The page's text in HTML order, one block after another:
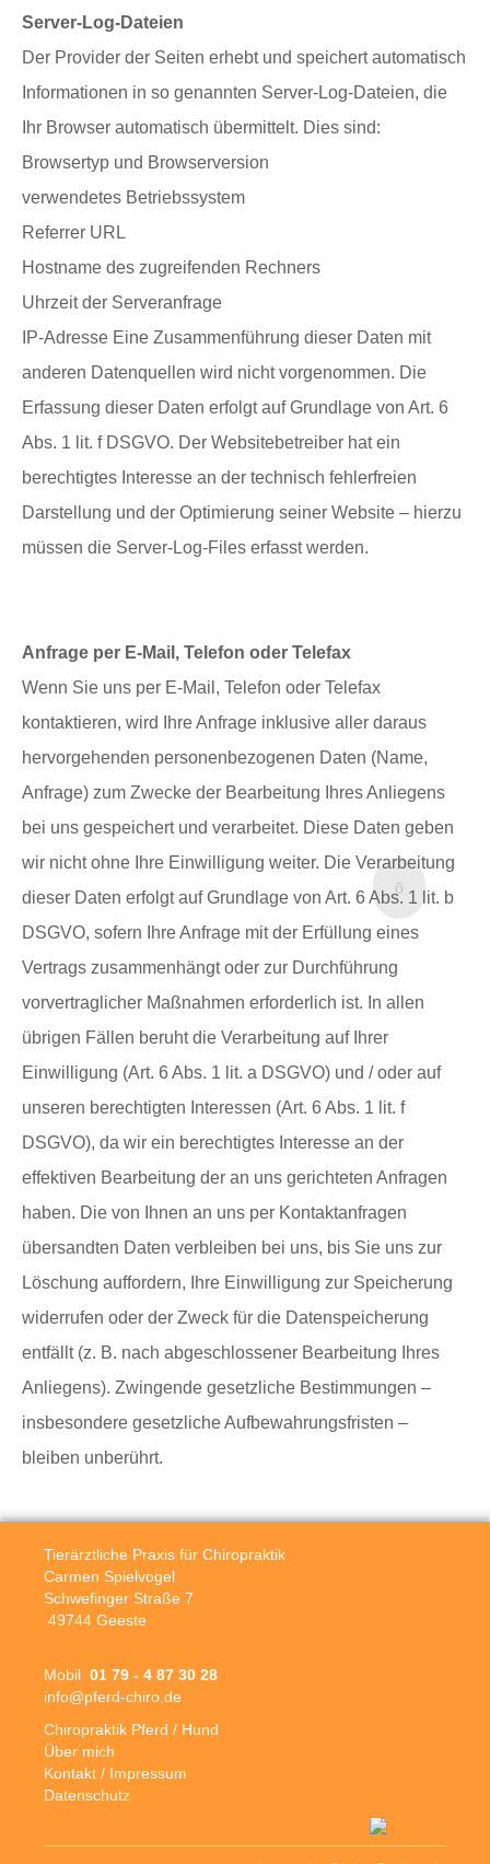
Server-Log-Dateien
Der Provider der Seiten erhebt und speichert automatisch
Informationen in so genannten Server-Log-Dateien, die
Ihr Browser automatisch übermittelt. Dies sind:
Browsertyp und Browserversion
verwendetes Betriebssystem
Referrer URL
Hostname des zugreifenden Rechners
Uhrzeit der Serveranfrage
IP-Adresse Eine Zusammenführung dieser Daten mit
anderen Datenquellen wird nicht vorgenommen. Die
Erfassung dieser Daten erfolgt auf Grundlage von Art. 6
Abs. 1 lit. f DSGVO. Der Websitebetreiber hat ein
berechtigtes Interesse an der technisch fehlerfreien
Darstellung und der Optimierung seiner Website – hierzu
müssen die Server-Log-Files erfasst werden.
Anfrage per E-Mail, Telefon oder Telefax
Wenn Sie uns per E-Mail, Telefon oder Telefax
kontaktieren, wird Ihre Anfrage inklusive aller daraus
hervorgehenden personenbezogenen Daten (Name,
Anfrage) zum Zwecke der Bearbeitung Ihres Anliegens
bei uns gespeichert und verarbeitet. Diese Daten geben
wir nicht ohne Ihre Einwilligung weiter. Die Verarbeitung
dieser Daten erfolgt auf Grundlage von Art. 6 Abs. 1 lit. b
DSGVO, sofern Ihre Anfrage mit der Erfüllung eines
Vertrags zusammenhängt oder zur Durchführung
vorvertraglicher Maßnahmen erforderlich ist. In allen
übrigen Fällen beruht die Verarbeitung auf Ihrer
Einwilligung (Art. 6 Abs. 1 lit. a DSGVO) und / oder auf
unseren berechtigten Interessen (Art. 6 Abs. 1 lit. f
DSGVO), da wir ein berechtigtes Interesse an der
effektiven Bearbeitung der an uns gerichteten Anfragen
haben. Die von Ihnen an uns per Kontaktanfragen
übersandten Daten verbleiben bei uns, bis Sie uns zur
Löschung auffordern, Ihre Einwilligung zur Speicherung
widerrufen oder der Zweck für die Datenspeicherung
entfällt (z. B. nach abgeschlossener Bearbeitung Ihres
Anliegens). Zwingende gesetzliche Bestimmungen –
insbesondere gesetzliche Aufbewahrungsfristen –
bleiben unberührt.
Tierärztliche Praxis für Chiropraktik
Carmen Spielvogel
Schwefinger Straße 7
49744 Geeste
Mobil 01 79 - 4 87 30 28
info@pferd-chiro.de
Chiropraktik Pferd / Hund
Über mich
Kontakt / Impressum
Datenschutz